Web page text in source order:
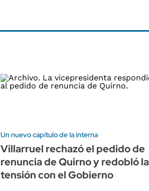
Un nuevo capítulo de la interna
Villarruel rechazó el pedido de
renuncia de Quirno y redobló la
tensión con el Gobierno